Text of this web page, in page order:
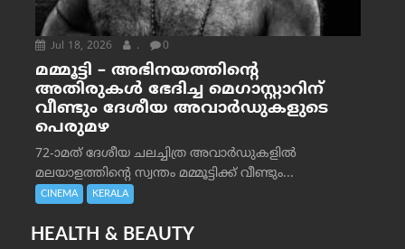
Jul 18, 2026 . 0
മമ്മൂട്ടി – അഭിനയത്തിന്റെ
അതിരുകൾ ഭേദിച്ച മെഗാസ്റ്റാറിന്
വീണ്ടും ദേശീയ അവാർഡുകളുടെ
പെരുമഴ
72-ാമത് ദേശീയ ചലച്ചിത്ര അവാര്‍ഡുകളില്‍
മലയാളത്തിന്റെ സ്വന്തം മമ്മൂട്ടിക്ക് വീണ്ടും...
CINEMA KERALA
HEALTH & BEAUTY